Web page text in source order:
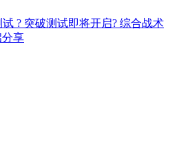
? 突破测试即将开启? 综合战术
分享